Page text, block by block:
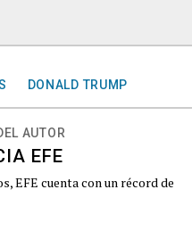
DONALD TRUMP
AUTOR
EFE
EFE cuenta con un récord de